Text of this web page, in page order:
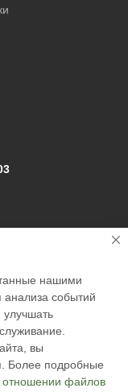
для рыбалки по
нашими
событий
вы
Более подробные
отношении файлов